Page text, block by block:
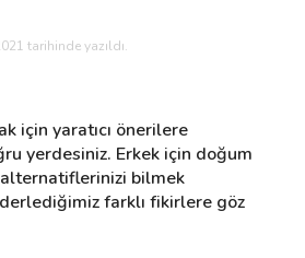
tarihinde yazıldı.
için yaratıcı önerilere
yerdesiniz. Erkek için doğum
bilmek
farklı fikirlere göz